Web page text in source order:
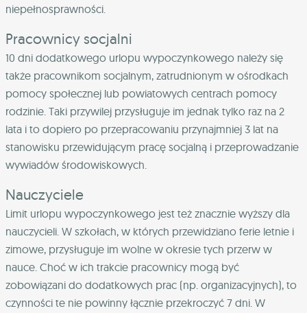
niepełnosprawności.
Pracownicy socjalni
10 dni dodatkowego urlopu wypoczynkowego należy się
także pracownikom socjalnym, zatrudnionym w ośrodkach
pomocy społecznej lub powiatowych centrach pomocy
rodzinie. Taki przywilej przysługuje im jednak tylko raz na 2
lata i to dopiero po przepracowaniu przynajmniej 3 lat na
stanowisku przewidującym pracę socjalną i przeprowadzanie
wywiadów środowiskowych.
Nauczyciele
Limit urlopu wypoczynkowego jest też znacznie wyższy dla
nauczycieli. W szkołach, w których przewidziano ferie letnie i
zimowe, przysługuje im wolne w okresie tych przerw w
nauce. Choć w ich trakcie pracownicy mogą być
zobowiązani do dodatkowych prac (np. organizacyjnych), to
czynności te nie powinny łącznie przekroczyć 7 dni. W